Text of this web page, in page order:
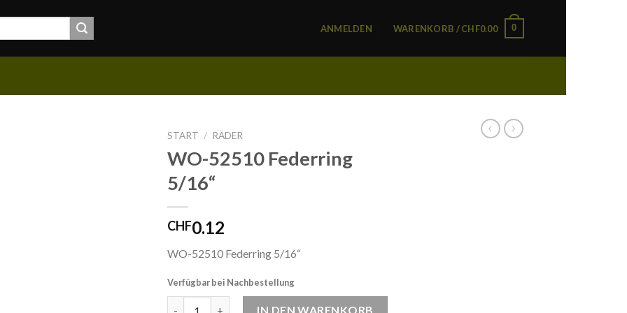
ANMELDEN WARENKORB /CHF0.00 0
START / RÄDER
WO-52510 Federring
5/16“
CHF0.12
WO-52510 Federring 5/16“
Verfügbar bei Nachbestellung
IN DEN WARENKORB